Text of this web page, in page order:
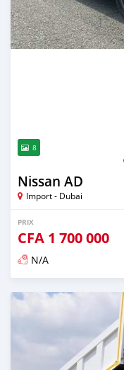
8
Nissan AD
Import - Dubai
PRIX
CFA 1 700 000
N/A
Publié il y a plus de 2 ans